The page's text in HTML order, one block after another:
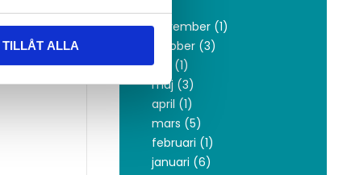
TILLÅT ALLA
2021
november (1)
oktober (3)
juni (1)
maj (3)
april (1)
mars (5)
februari (1)
januari (6)